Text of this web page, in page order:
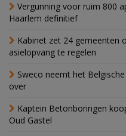
Vergunning voor ruim 800
Haarlem definitief
Kabinet zet 24 gemeenten
asielopvang te regelen
Sweco neemt het
over
Kaptein Betonboringen
Oud Gastel